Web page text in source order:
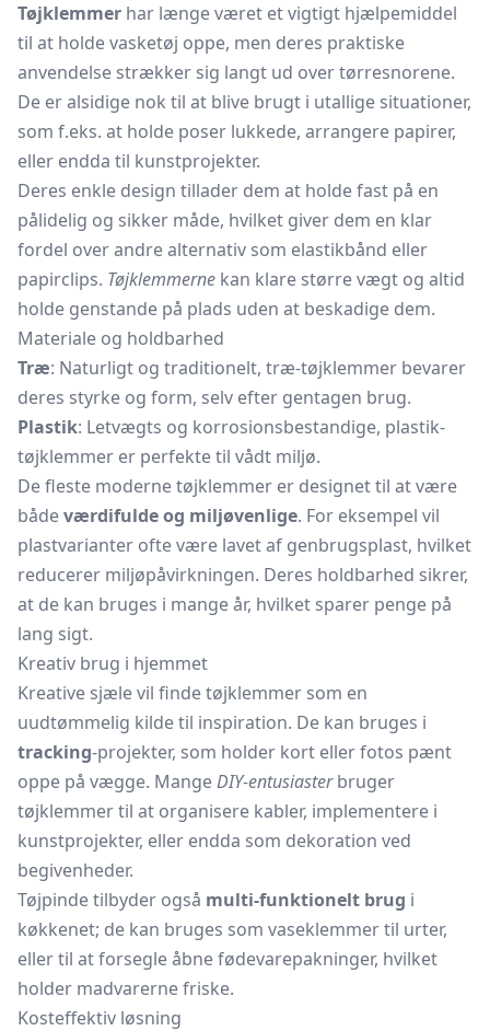
Tøjklemmer har længe været et vigtigt hjælpemiddel
til at holde vasketøj oppe, men deres praktiske
anvendelse strækker sig langt ud over tørresnorene.
De er alsidige nok til at blive brugt i utallige situationer,
som f.eks. at holde poser lukkede, arrangere papirer,
eller endda til kunstprojekter.
Deres enkle design tillader dem at holde fast på en
pålidelig og sikker måde, hvilket giver dem en klar
fordel over andre alternativ som elastikbånd eller
papirclips. Tøjklemmerne kan klare større vægt og altid
holde genstande på plads uden at beskadige dem.
Materiale og holdbarhed
Træ: Naturligt og traditionelt, træ-tøjklemmer bevarer
deres styrke og form, selv efter gentagen brug.
Plastik: Letvægts og korrosionsbestandige, plastik-
tøjklemmer er perfekte til vådt miljø.
De fleste moderne tøjklemmer er designet til at være
bådeværdifulde og miljøvenlige. For eksempel vil
plastvarianter ofte være lavet af genbrugsplast, hvilket
reducerer miljøpåvirkningen. Deres holdbarhed sikrer,
at de kan bruges i mange år, hvilket sparer penge på
lang sigt.
Kreativ brug i hjemmet
Kreative sjæle vil finde tøjklemmer som en
uudtømmelig kilde til inspiration. De kan bruges i
tracking-projekter, som holder kort eller fotos pænt
oppe på vægge. MangeDIY-entusiasterbruger
tøjklemmer til at organisere kabler, implementere i
kunstprojekter, eller endda som dekoration ved
begivenheder.
Tøjpinde tilbyder også multi-funktionelt brug i
køkkenet; de kan bruges som vaseklemmer til urter,
eller til at forsegle åbne fødevarepakninger, hvilket
holder madvarerne friske.
Kosteffektiv løsning